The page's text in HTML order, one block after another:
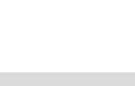
Белая